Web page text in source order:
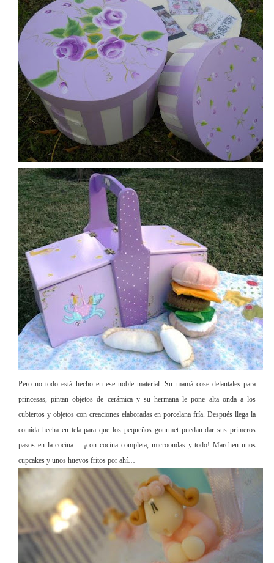
Pero no todo está hecho en ese noble material. Su mamá cose delantales para
princesas, pintan objetos de cerámica y su hermana le pone alta onda a los
cubiertos y objetos con creaciones elaboradas en porcelana fría. Después llega la
comida hecha en tela para que los pequeños gourmet puedan dar sus primeros
pasos en la cocina… ¡con cocina completa, microondas y todo! Marchen unos
cupcakes y unos huevos fritos por ahí…